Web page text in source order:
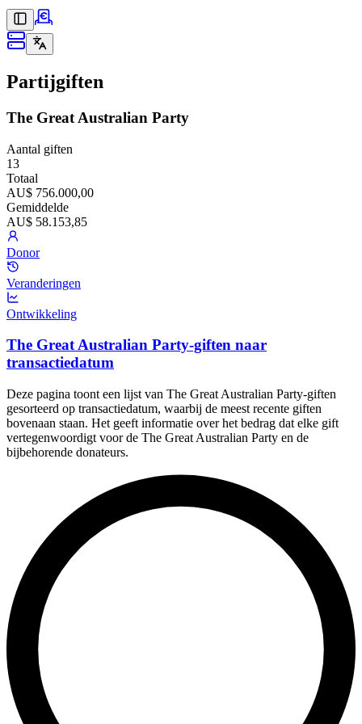
Partijgiften
The Great Australian Party
Aantal giften
13
Totaal
AU$ 756.000,00
Gemiddelde
AU$ 58.153,85
Donor
Veranderingen
Ontwikkeling
The Great Australian Party-giften naar
transactiedatum
Deze pagina toont een lijst van The Great Australian Party-giften
gesorteerd op transactiedatum, waarbij de meest recente giften
bovenaan staan. Het geeft informatie over het bedrag dat elke gift
vertegenwoordigt voor de The Great Australian Party en de
bijbehorende donateurs.